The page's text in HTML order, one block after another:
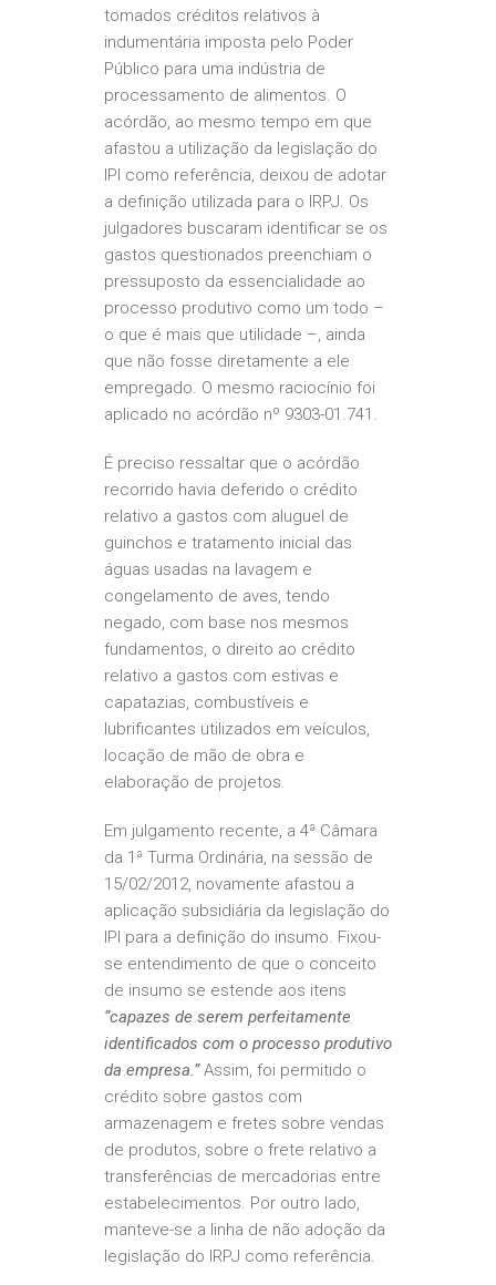
tomados créditos relativos à
indumentária imposta pelo Poder
Público para uma indústria de
processamento de alimentos. O
acórdão, ao mesmo tempo em que
afastou a utilização da legislação do
IPI como referência, deixou de adotar
a definição utilizada para o IRPJ. Os
julgadores buscaram identificar se os
gastos questionados preenchiam o
pressuposto da essencialidade ao
processo produtivo como um todo –
o que é mais que utilidade –, ainda
que não fosse diretamente a ele
empregado. O mesmo raciocínio foi
aplicado no acórdão nº 9303-01.741.
É preciso ressaltar que o acórdão
recorrido havia deferido o crédito
relativo a gastos com aluguel de
guinchos e tratamento inicial das
águas usadas na lavagem e
congelamento de aves, tendo
negado, com base nos mesmos
fundamentos, o direito ao crédito
relativo a gastos com estivas e
capatazias, combustíveis e
lubrificantes utilizados em veículos,
locação de mão de obra e
elaboração de projetos.
Em julgamento recente, a 4ª Câmara
da 1ª Turma Ordinária, na sessão de
15/02/2012, novamente afastou a
aplicação subsidiária da legislação do
IPI para a definição do insumo. Fixou-
se entendimento de que o conceito
de insumo se estende aos itens
“capazes de serem perfeitamente
identificados com o processo produtivo
da empresa.”Assim, foi permitido o
crédito sobre gastos com
armazenagem e fretes sobre vendas
de produtos, sobre o frete relativo a
transferências de mercadorias entre
estabelecimentos. Por outro lado,
manteve-se a linha de não adoção da
legislação do IRPJ como referência.